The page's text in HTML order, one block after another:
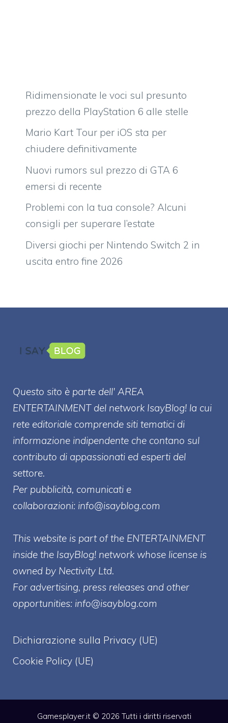
Ridimensionate le voci sul presunto
prezzo della PlayStation 6 alle stelle
Mario Kart Tour per iOS sta per
chiudere definitivamente
Nuovi rumors sul prezzo di GTA 6
emersi di recente
Problemi con la tua console? Alcuni
consigli per superare l’estate
Diversi giochi per Nintendo Switch 2 in
uscita entro fine 2026
Questo sito è parte dell' AREA
ENTERTAINMENT del network IsayBlog! la cui
rete editoriale comprende siti tematici di
informazione indipendente che contano sul
contributo di appassionati ed esperti del
settore.
Per pubblicità, comunicati e
collaborazioni: info@isayblog.com
This website is part of the ENTERTAINMENT
inside the IsayBlog! network whose license is
owned by Nectivity Ltd.
For advertising, press releases and other
opportunities: info@isayblog.com
Dichiarazione sulla Privacy (UE)
Cookie Policy (UE)
Gamesplayer.it © 2026 Tutti i diritti riservati